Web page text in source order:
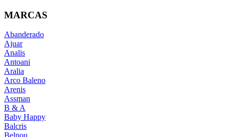
MARCAS
Abanderado
Ajuar
Analis
Antoani
Aralia
Arco Baleno
Arenis
Assman
B & A
Baby Happy
Balcris